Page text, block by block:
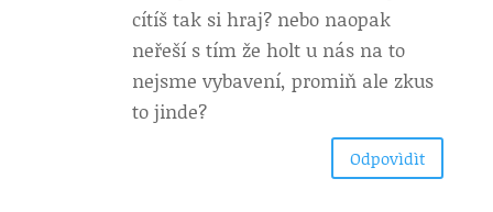
cítíš tak si hraj? nebo naopak
neřeší s tím že holt u nás na to
nejsme vybavení, promiň ale zkus
to jinde?
Odpovìdìt